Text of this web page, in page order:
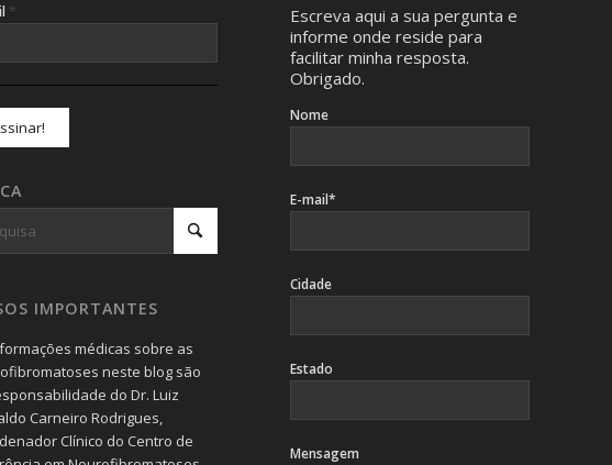
*
IMPORTANTES
médicas sobre as
neste blog são
do Dr. Luiz
Carneiro Rodrigues,
Clínico do Centro de
Escreva aqui a sua pergunta e
informe onde reside para
facilitar minha resposta.
Obrigado.
Nome
E-mail*
Cidade
Estado
Mensagem